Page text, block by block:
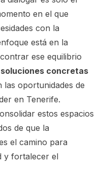
en el que
con la
está en la
ese equilibrio
concretas
las oportunidades de
en Tenerife.
estos espacios
de que la
el camino para
y fortalecer el